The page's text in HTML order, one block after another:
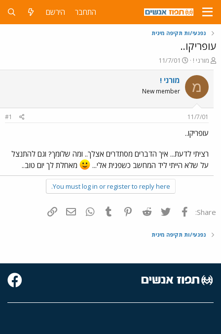
התחבר הירשם
נפגעי/ות תקיפה מינית
עופריקו..
פ
ו
ת
ח
ה
ש
א
מורני !
פ
ו
ר
ם
11/7/01
מ מורני !
New member
11/7/01
#1
עופריקו..
רציתי לדעת... איך הדברים מסתדרים אצלך.. ומה שלומך? וגם להתנצל
על שלא הייתי ליד המחשב כשפנית אלי...
מאחלת לך יום טוב..
You must log in or register to reply here.
Share: פייסבוק Twitter
Reddit
Pinterest
Tumblr
WhatsAppדואר אלקטרוני
נפגעי/ות תקיפה מינית